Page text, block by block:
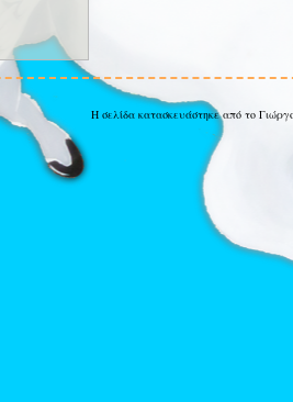
Η σελίδα κατασκευάστηκε από το